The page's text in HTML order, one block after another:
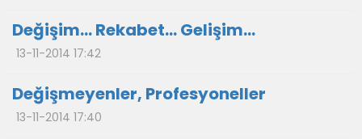
Değişim… Rekabet… Gelişim…
13-11-2014 17:42
Değişmeyenler, Profesyoneller
13-11-2014 17:40